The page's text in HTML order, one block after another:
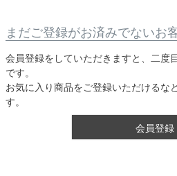
まだご登録がお済みでないお
会員登録をしていただきますと、二度
です。
お気に入り商品をご登録いただけるな
す。
会員登録